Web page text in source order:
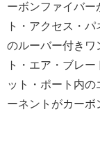
ーボンファイバー
ト・アクセス・
のルーバー付きワ
ト・エア・ブレ
ット・ポート内
ーネントがカーボ